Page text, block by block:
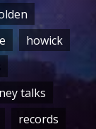
howick
talks
records